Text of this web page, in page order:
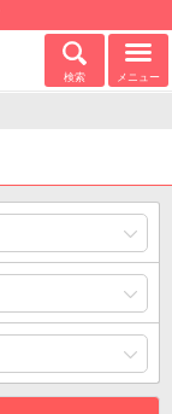
検索 メニュー